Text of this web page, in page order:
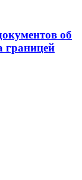
об
границей